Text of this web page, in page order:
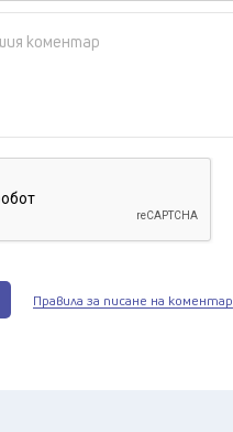
Правила за писане на коментар